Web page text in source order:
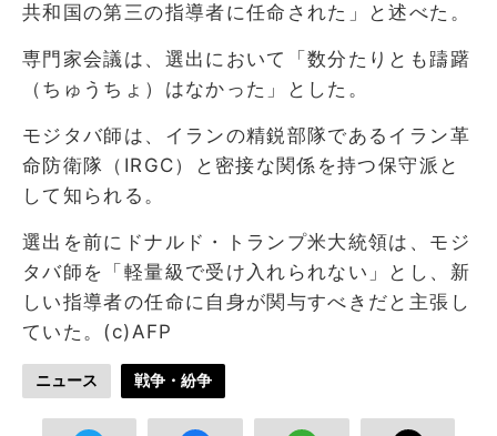
共和国の第三の指導者に任命された」と述べた。
専門家会議は、選出において「数分たりとも躊躇
（ちゅうちょ）はなかった」とした。
モジタバ師は、イランの精鋭部隊であるイラン革
命防衛隊（IRGC）と密接な関係を持つ保守派と
して知られる。
選出を前にドナルド・トランプ米大統領は、モジ
タバ師を「軽量級で受け入れられない」とし、新
しい指導者の任命に自身が関与すべきだと主張し
ていた。(c)AFP
ニュース 戦争・紛争